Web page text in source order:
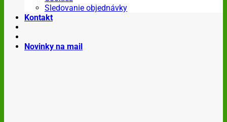
Sledovanie objednávky
Kontakt
Novinky na mail